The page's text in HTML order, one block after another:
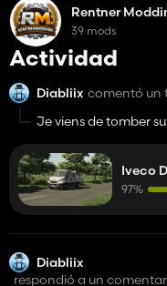
Actividad
Diabliix comentó un
Je viens de tomber
Iveco
97%
Diabliix
respondió a un
Rentner
39 mods